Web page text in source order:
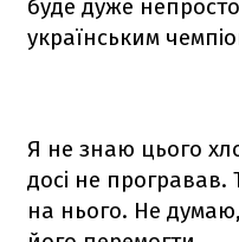
буде дуже
українським
Я не знаю цього
досі не програвав.
на нього. Не